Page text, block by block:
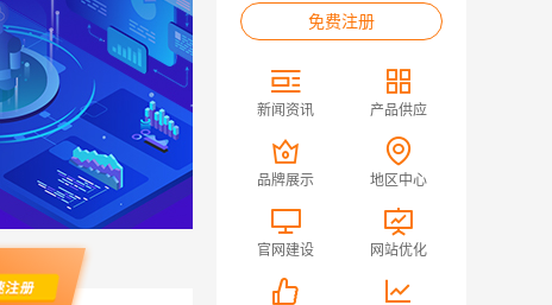
免费注册
新闻资讯 产品供应
品牌展示 地区中心
官网建设 网站优化